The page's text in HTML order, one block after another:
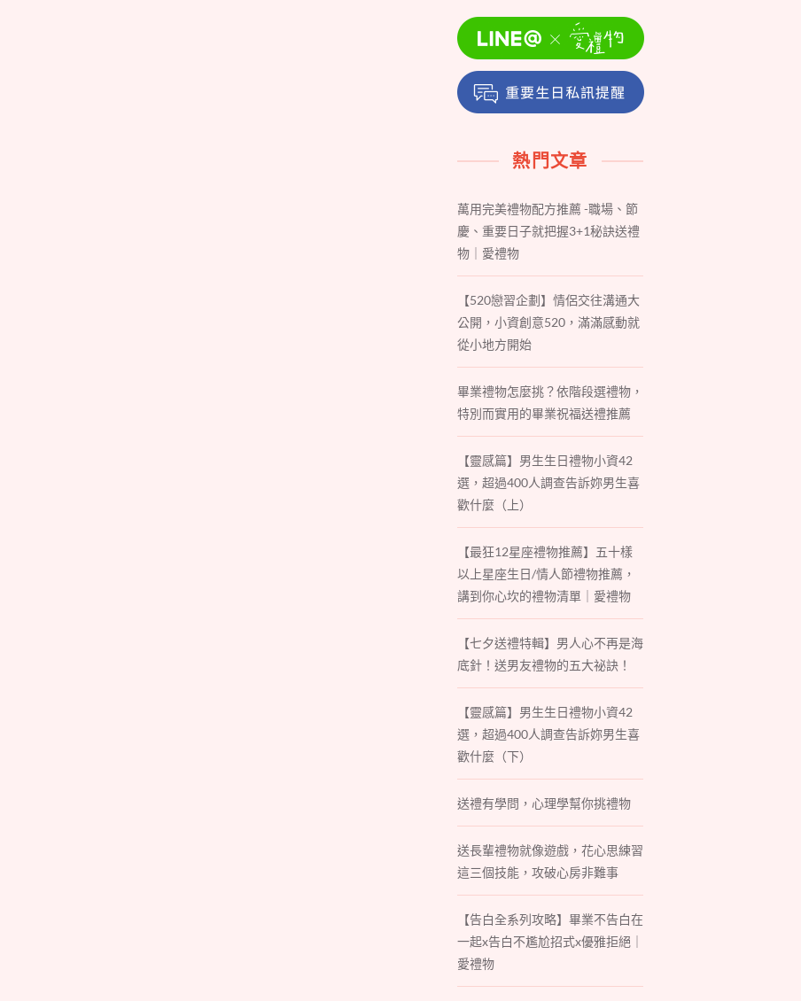
熱門文章
萬用完美禮物配方推薦 -職場、節
慶、重要日子就把握3+1秘訣送禮
物｜愛禮物
【520戀習企劃】情侶交往溝通大
公開，小資創意520，滿滿感動就
從小地方開始
畢業禮物怎麼挑？依階段選禮物，
特別而實用的畢業祝福送禮推薦
【靈感篇】男生生日禮物小資42
選，超過400人調查告訴妳男生喜
歡什麼（上）
【最狂12星座禮物推薦】五十樣
以上星座生日/情人節禮物推薦，
講到你心坎的禮物清單｜愛禮物
【七夕送禮特輯】男人心不再是海
底針！送男友禮物的五大祕訣！
【靈感篇】男生生日禮物小資42
選，超過400人調查告訴妳男生喜
歡什麼（下）
送禮有學問，心理學幫你挑禮物
送長輩禮物就像遊戲，花心思練習
這三個技能，攻破心房非難事
【告白全系列攻略】畢業不告白在
一起x告白不尷尬招式x優雅拒絕｜
愛禮物